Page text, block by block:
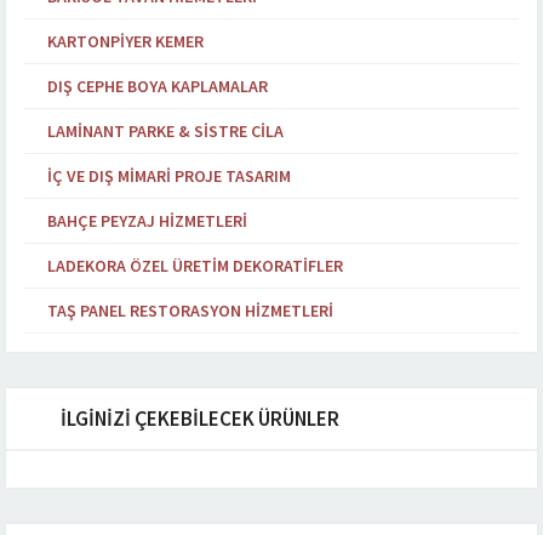
KARTONPIYER KEMER
DIŞ CEPHE BOYA KAPLAMALAR
LAMINANT PARKE & SISTRE CILA
İÇ VE DIŞ MIMARI PROJE TASARIM
BAHÇE PEYZAJ HIZMETLERI
LADEKORA ÖZEL ÜRETIM DEKORATIFLER
TAŞ PANEL RESTORASYON HIZMETLERI
İLGİNİZİ ÇEKEBİLECEK ÜRÜNLER